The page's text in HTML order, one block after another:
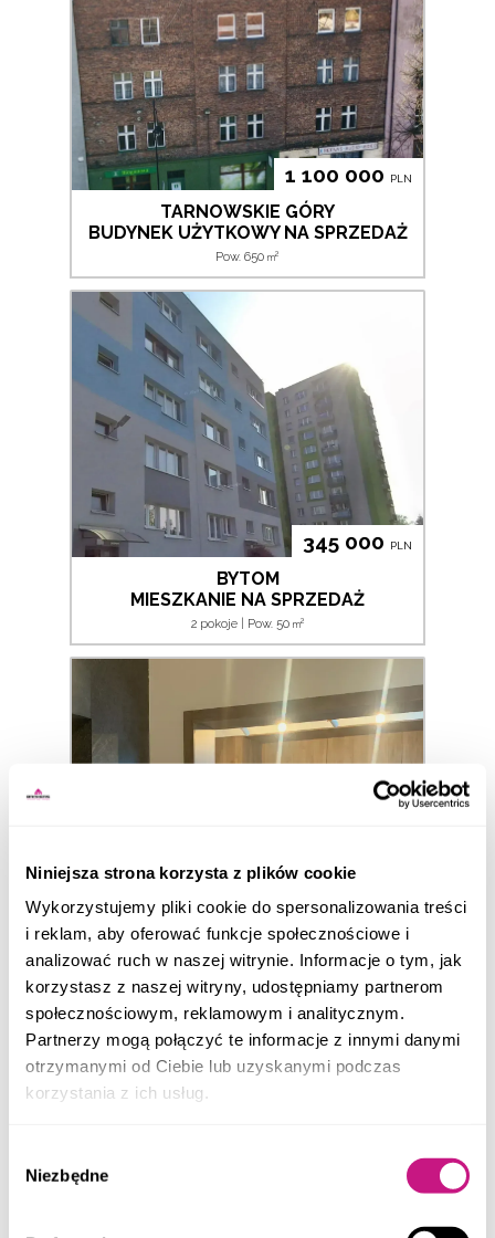
Niniejsza strona korzysta z plików cookie
Wykorzystujemy pliki cookie do spersonalizowania treści
i reklam, aby oferować funkcje społecznościowe i
analizować ruch w naszej witrynie. Informacje o tym, jak
korzystasz z naszej witryny, udostępniamy partnerom
społecznościowym, reklamowym i analitycznym.
Partnerzy mogą połączyć te informacje z innymi danymi
otrzymanymi od Ciebie lub uzyskanymi podczas
korzystania z ich usług.
zgody
Niezbędne
1 100 000 PLN
TARNOWSKIE GÓRY
BUDYNEK UŻYTKOWY NA SPRZEDAŻ
Pow. 650 m2
345 000 PLN
BYTOM
MIESZKANIE NA SPRZEDAŻ
2 pokoje | Pow. 50 m2
Sprzedane 299 025PLN
TARNOWSKIE GÓRY
MIESZKANIE NA SPRZEDAŻ
1 pokój | Pow. 39 m2